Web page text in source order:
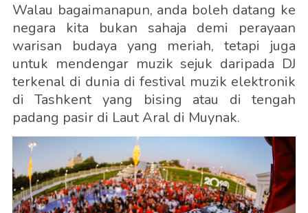
Walau bagaimanapun, anda boleh datang ke
negara kita bukan sahaja demi perayaan
warisan budaya yang meriah, tetapi juga
untuk mendengar muzik sejuk daripada DJ
terkenal di dunia di festival muzik elektronik
di Tashkent yang bising atau di tengah
padang pasir di Laut Aral di Muynak.